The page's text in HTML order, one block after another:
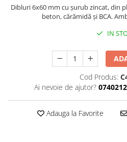
Dibluri 6x60 mm cu șurub zincat, din
beton, cărămidă și BCA.
IN
Cod Produs:
Ai nevoie de ajutor?
Adauga la Favorite